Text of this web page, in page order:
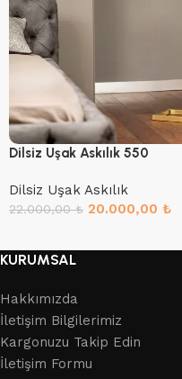
Dilsiz Uşak Askılık 550
Dilsiz Uşak Askılık
22.000,00₺ 20.000,00 ₺
KURUMSAL
Hakkımızda
İletişim Bilgilerimiz
Kargonuzu Takip Edin
İletişim Formu